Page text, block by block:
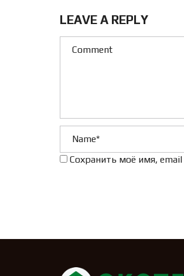
LEAVE A REPLY
Сохранить моё имя,